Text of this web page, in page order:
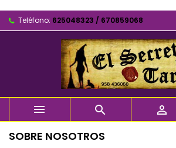
Teléfono: 625048323 / 670859068
  
SOBRE NOSOTROS